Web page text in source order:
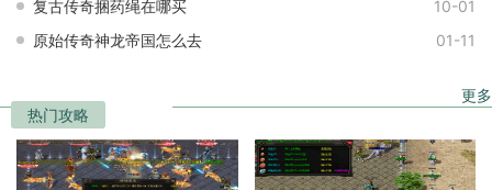
复古传奇捆药绳在哪买
10-01
原始传奇神龙帝国怎么去
01-11
热门攻略
更多